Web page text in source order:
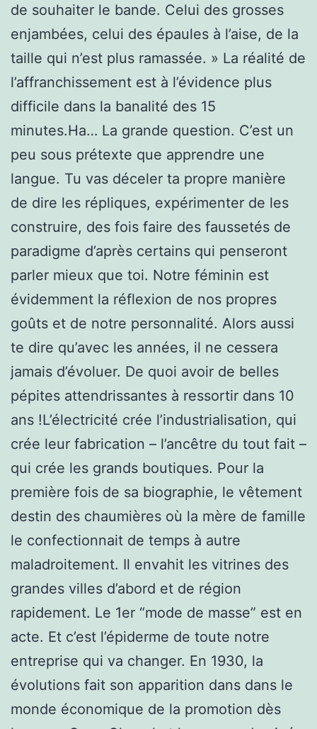
de souhaiter le bande. Celui des grosses
enjambées, celui des épaules à l’aise, de la
taille qui n’est plus ramassée. » La réalité de
l’affranchissement est à l’évidence plus
difficile dans la banalité des 15
minutes.Ha… La grande question. C’est un
peu sous prétexte que apprendre une
langue. Tu vas déceler ta propre manière
de dire les répliques, expérimenter de les
construire, des fois faire des faussetés de
paradigme d’après certains qui penseront
parler mieux que toi. Notre féminin est
évidemment la réflexion de nos propres
goûts et de notre personnalité. Alors aussi
te dire qu’avec les années, il ne cessera
jamais d’évoluer. De quoi avoir de belles
pépites attendrissantes à ressortir dans 10
ans !L’électricité crée l’industrialisation, qui
crée leur fabrication – l’ancêtre du tout fait –
qui crée les grands boutiques. Pour la
première fois de sa biographie, le vêtement
destin des chaumières où la mère de famille
le confectionnait de temps à autre
maladroitement. Il envahit les vitrines des
grandes villes d’abord et de région
rapidement. Le 1er “mode de masse” est en
acte. Et c’est l’épiderme de toute notre
entreprise qui va changer. En 1930, la
évolutions fait son apparition dans dans le
monde économique de la promotion dès